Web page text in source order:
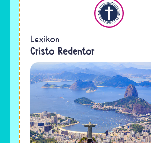
Christentum
Lexikon
Cristo Redentor